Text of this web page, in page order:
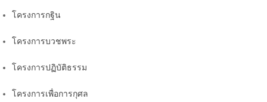
โครงการกฐิน
โครงการบวชพระ
โครงการปฏิบัติธรรม
โครงการเพื่อการกุศล